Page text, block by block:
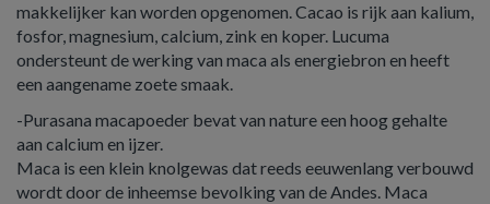
makkelijker kan worden opgenomen. Cacao is rijk aan kalium,
fosfor, magnesium, calcium, zink en koper. Lucuma
ondersteunt de werking van maca als energiebron en heeft
een aangename zoete smaak.
-Purasana macapoeder bevat van nature een hoog gehalte
aan calcium en ijzer.
Maca is een klein knolgewas dat reeds eeuwenlang verbouwd
wordt door de inheemse bevolking van de Andes. Maca